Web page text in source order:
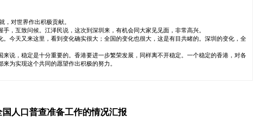
对世界作出积极贡献。
，互致问候。江泽民说，这次到深圳来，有机会同大家见见面，非常高兴。
今天又来这里，看到变化确实很大；全国的变化也很大，这是有目共睹的。深圳的变化，全
说，稳定是十分重要的。香港要进一步繁荣发展，同样离不开稳定。一个稳定的香港，对各
为实现这个共同的愿望作出积极的努力。
人口普查准备工作的情况汇报